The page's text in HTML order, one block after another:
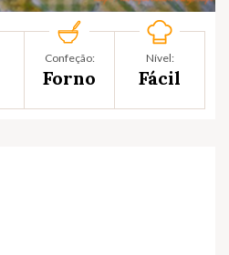
Confeção:
Forno
Nível:
Fácil